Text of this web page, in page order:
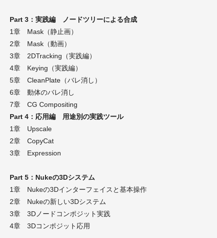
Part 3：実践編 ノードツリーによる合成
1章 Mask（静止画）
2章 Mask（動画）
3章 2DTracking（実践編）
4章 Keying（実践編）
5章 CleanPlate（バレ消し）
6章 動体のバレ消し
7章 CG Compositing
Part 4：応用編 用途別の実践ツール
1章 Upscale
2章 CopyCat
3章 Expression
Part 5：Nukeの3Dシステム
1章 Nukeの3Dインターフェイスと基本操作
2章 Nukeの新しい3Dシステム
3章 3Dノードコンポジット実践
4章 3Dコンポジット応用